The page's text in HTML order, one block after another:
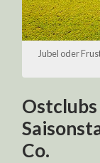
Jubel oder
Co.